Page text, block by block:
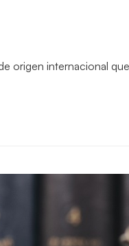
origen internacional